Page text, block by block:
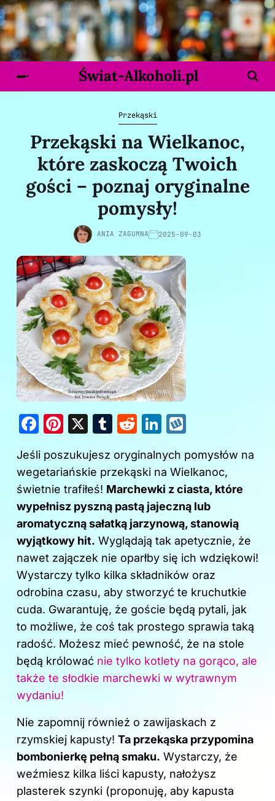
Świat-Alkoholi.pl
Przekąski
Przekąski na Wielkanoc,
które zaskoczą Twoich
gości – poznaj oryginalne
pomysły!
ANIA ZAGUMNA 2025-09-03
F
c
e
b
o
o
k
Pi
er
e
st
X
T
m
bl
r
R
d
di
t
Li
k
e
dI
n
k
o
p
Jeśli poszukujesz oryginalnych pomysłów na
wegetariańskie przekąski na Wielkanoc,
świetnie trafiłeś! Marchewki z ciasta, które
wypełnisz pyszną pastą jajeczną lub
aromatyczną sałatką jarzynową, stanowią
wyjątkowy hit. Wyglądają tak apetycznie, że
nawet zajączek nie oparłby się ich wdziękowi!
Wystarczy tylko kilka składników oraz
odrobina czasu, aby stworzyć te kruchutkie
cuda. Gwarantuję, że goście będą pytali, jak
to możliwe, że coś tak prostego sprawia taką
radość. Możesz mieć pewność, że na stole
będą królować nie tylko kotlety na gorąco, ale
także te słodkie marchewki w wytrawnym
wydaniu!
Nie zapomnij również o zawijaskach z
rzymskiej kapusty! Ta przekąska przypomina
bombonierkę pełną smaku. Wystarczy, że
weźmiesz kilka liści kapusty, nałożysz
plasterek szynki (proponuję, aby kapusta